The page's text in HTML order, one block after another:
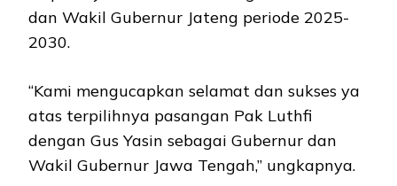
dan Wakil Gubernur Jateng periode 2025-
2030.
“Kami mengucapkan selamat dan sukses ya
atas terpilihnya pasangan Pak Luthfi
dengan Gus Yasin sebagai Gubernur dan
Wakil Gubernur Jawa Tengah,” ungkapnya.